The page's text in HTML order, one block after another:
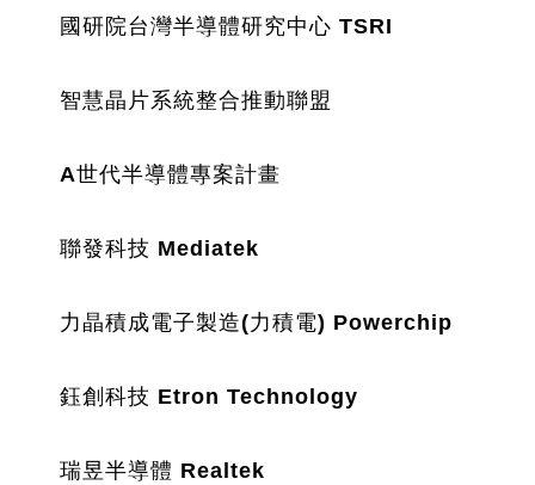
	國研院台灣半導體研究中心 TSRI
	智慧晶片系統整合推動聯盟
	A世代半導體專案計畫
	聯發科技 Mediatek
	力晶積成電子製造(力積電) Powerchip
	鈺創科技 Etron Technology
	瑞昱半導體 Realtek